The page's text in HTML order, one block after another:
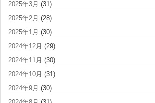
2025年3月 (31)
2025年2月 (28)
2025年1月 (30)
2024年12月 (29)
2024年11月 (30)
2024年10月 (31)
2024年9月 (30)